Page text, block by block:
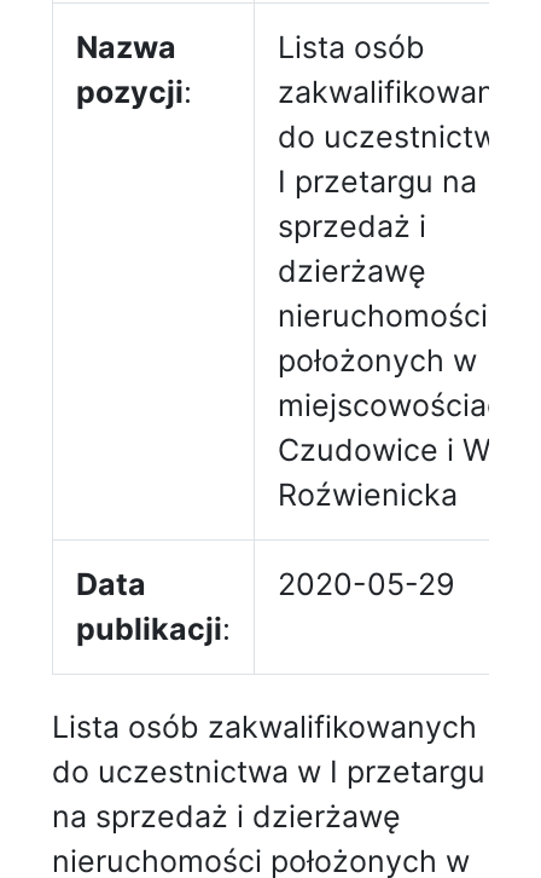
Nazwa
pozycji:
Lista osób
do uczestnictwa
I przetargu na
sprzedaż i
dzierżawę
nieruchomości
położonych w
miejscowościach
Czudowice i Wola
Roźwienicka
Data
publikacji:
2020-05-29
Lista osób zakwalifikowanych
do uczestnictwa w I przetargu
na sprzedaż i dzierżawę
nieruchomości położonych w